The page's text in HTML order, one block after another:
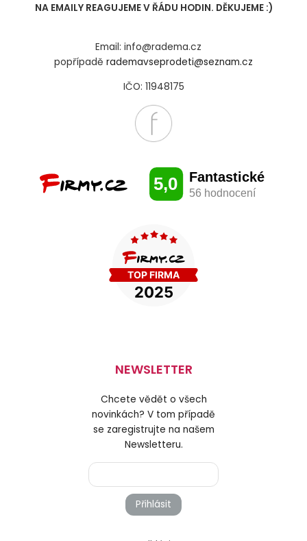
NA EMAILY REAGUJEME V ŘÁDU HODIN. DĚKUJEME :)
Email: info@radema.cz
popřípadě rademavseprodeti@seznam.cz
IČO: 11948175
NEWSLETTER
Chcete vědět o všech
novinkách? V tom případě
se zaregistrujte na našem
Newsletteru.
Přihlásit